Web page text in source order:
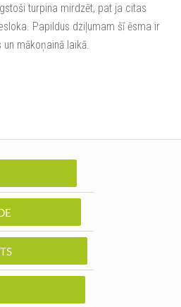
turpina mirdzēt, pat ja citas
Papildus dziļumam šī ēsma ir
mākoņainā laikā.